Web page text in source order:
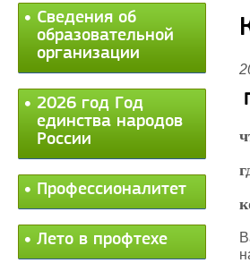
Сведения об
образовательной
организации
2026 год Год
единства народов
России
Профессионалитет
Лето в профтехе